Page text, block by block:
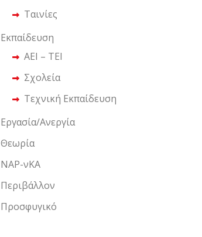
Ταινίες
Εκπαίδευση
ΑΕΙ – ΤΕΙ
Σχολεία
Τεχνική Εκπαίδευση
Εργασία/Ανεργία
Θεωρία
ΝΑΡ-νΚΑ
Περιβάλλον
Προσφυγικό